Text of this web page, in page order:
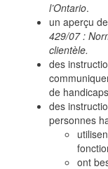
l’Ontario.
un aperçu
429/07 :
clientèle.
des
de
des
personnes
ont